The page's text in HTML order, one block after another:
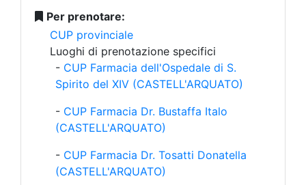
Per prenotare:
CUP provinciale
Luoghi di prenotazione specifici
- CUP Farmacia dell'Ospedale di S.
Spirito del XIV (CASTELL'ARQUATO)
- CUP Farmacia Dr. Bustaffa Italo
(CASTELL'ARQUATO)
- CUP Farmacia Dr. Tosatti Donatella
(CASTELL'ARQUATO)